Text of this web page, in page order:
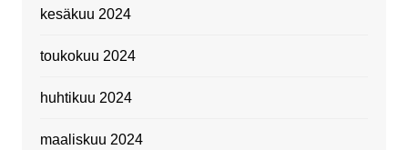
kesäkuu 2024
toukokuu 2024
huhtikuu 2024
maaliskuu 2024